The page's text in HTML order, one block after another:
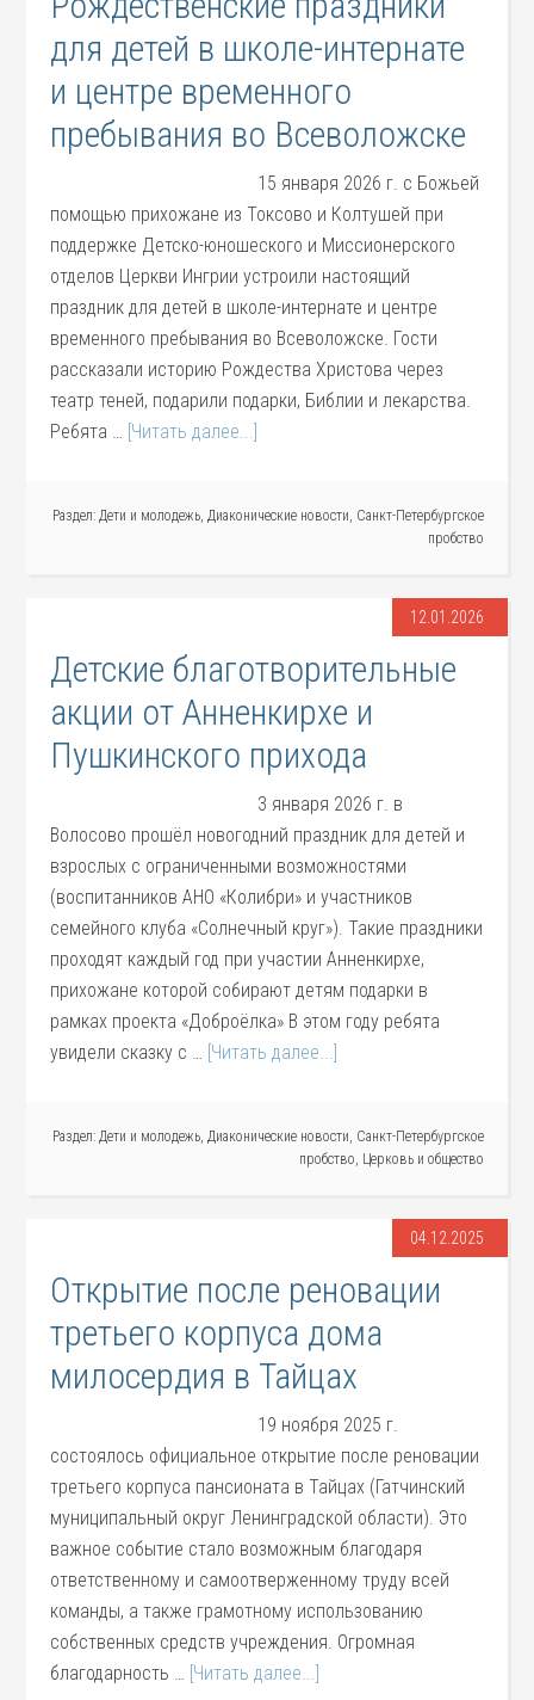
для детей в школе-интернате
и центре временного
пребывания во Всеволожске
15 января 2026 г. с Божьей
помощью прихожане из Токсово и Колтушей при
поддержке Детско-юношеского и Миссионерского
отделов Церкви Ингрии устроили настоящий
праздник для детей в школе-интернате и центре
временного пребывания во Всеволожске. Гости
рассказали историю Рождества Христова через
театр теней, подарили подарки, Библии и лекарства.
Ребята … [Читать далее...]
Раздел: Дети и молодежь, Диаконические новости, Санкт-Петербургское
пробство
12.01.2026
Детские благотворительные
акции от Анненкирхе и
Пушкинского прихода
3 января 2026 г. в
Волосово прошёл новогодний праздник для детей и
взрослых с ограниченными возможностями
(воспитанников АНО «Колибри» и участников
семейного клуба «Солнечный круг»). Такие праздники
проходят каждый год при участии Анненкирхе,
прихожане которой собирают детям подарки в
рамках проекта «Доброёлка» В этом году ребята
увидели сказку с … [Читать далее...]
Раздел: Дети и молодежь, Диаконические новости, Санкт-Петербургское
пробство, Церковь и общество
04.12.2025
Открытие после реновации
третьего корпуса дома
милосердия в Тайцах
19 ноября 2025 г.
состоялось официальное открытие после реновации
третьего корпуса пансионата в Тайцах (Гатчинский
муниципальный округ Ленинградской области). Это
важное событие стало возможным благодаря
ответственному и самоотверженному труду всей
команды, а также грамотному использованию
собственных средств учреждения. Огромная
благодарность … [Читать далее...]